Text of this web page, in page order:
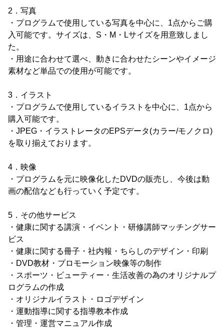
2．写真
・プログラムで使用している写真を中心に、1点からご購
入可能です。サイズは、S・M・Lサイズを用意致しまし
た。
・用途に合わせて選べ、動きに合わせたシーンやイメージ
素材など単品での使用が可能です。
3．イラスト
・プログラムで使用しているイラストを中心に、1点から
購入可能です。
・JPEG・イラストレータのEPSデータ(カラー/モノクロ)
を取り揃えております。
4．映像
・プログラムを元に映像化したDVDの販売し、今後は動
画の配信なども行っていく予定です。
5．その他サービス
・健康に関する講演・イベント・研修講師マッチングサー
ビス
・健康に関する冊子・社内報・ちらしのデザイン・印刷
・DVD教材・プロモーション映像等の制作
・スポーツ・ビューティー・生活改善の為のオリジナルプ
ログラムの作成
・オリジナルイラスト・ロゴデザイン
・運動指導に関する指導教本作成
・管理・運営マニュアル作成